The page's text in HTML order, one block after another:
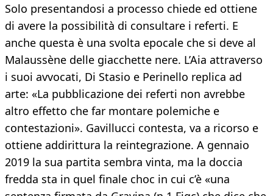
Solo presentandosi a processo chiede ed ottiene
di avere la possibilità di consultare i referti. E
anche questa è una svolta epocale che si deve al
Malaussène delle giacchette nere. L’Aia attraverso
i suoi avvocati, Di Stasio e Perinello replica ad
arte: «La pubblicazione dei referti non avrebbe
altro effetto che far montare polemiche e
contestazioni». Gavillucci contesta, va a ricorso e
ottiene addirittura la reintegrazione. A gennaio
2019 la sua partita sembra vinta, ma la doccia
fredda sta in quel finale choc in cui c’è «una